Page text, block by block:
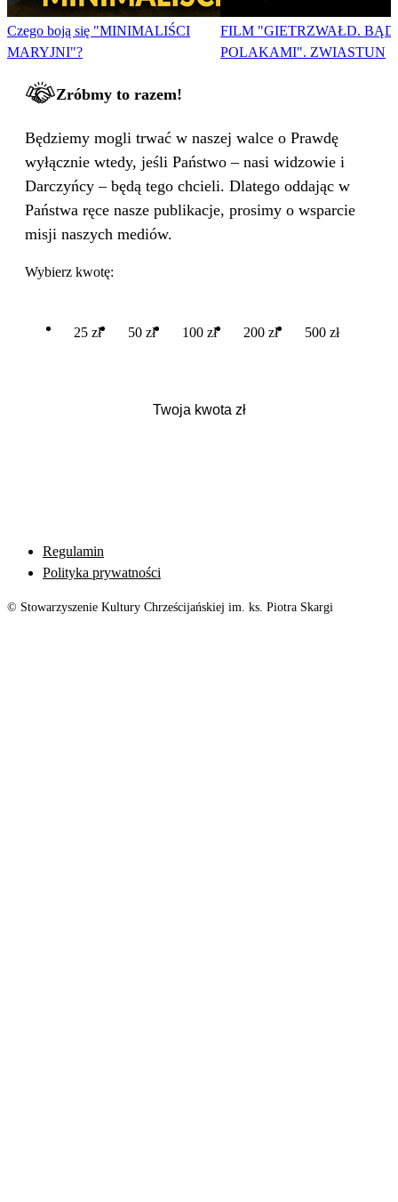
Czego boją się "MINIMALIŚCI
MARYJNI"?
FILM "GIETRZWAŁD.
POLAKAMI". ZWIASTUN
Zróbmy to razem!
Będziemy mogli trwać w naszej walce o Prawdę
wyłącznie wtedy, jeśli Państwo – nasi widzowie i
Darczyńcy – będą tego chcieli. Dlatego oddając w
Państwa ręce nasze publikacje, prosimy o wsparcie
misji naszych mediów.
Wybierz kwotę:
25 zł 50 zł 100 zł 200 zł 500 zł
Regulamin
Polityka prywatności
© Stowarzyszenie Kultury Chrześcijańskiej im. ks. Piotra Skargi